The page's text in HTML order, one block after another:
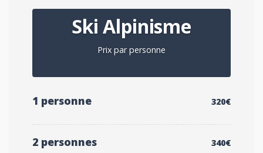
Ski Alpinisme
Prix par personne
1 personne 320€
2 personnes 340€